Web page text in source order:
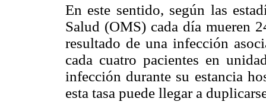
En este sentido, según las
Salud (OMS) cada día mueren
resultado de una infección
cada cuatro pacientes en
infección durante su estancia
esta tasa puede llegar a